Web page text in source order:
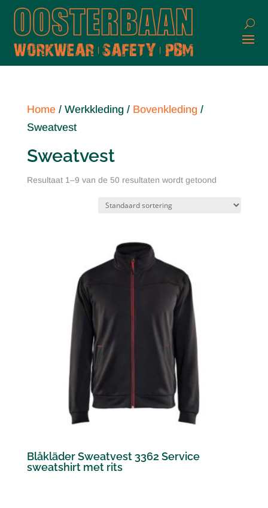
Home/ Werkkleding / Bovenkleding/
Sweatvest
Sweatvest
Resultaat 1–9 van de 50 resultaten wordt getoond
Blåkläder Sweatvest 3362 Service
sweatshirt met rits